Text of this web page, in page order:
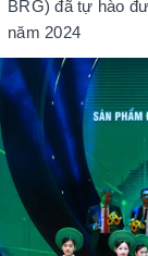
BRG) đã tự hào
năm 2024